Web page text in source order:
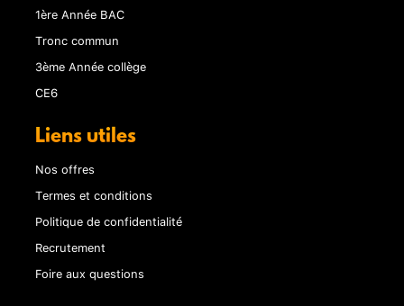
1ère Année BAC
Tronc commun
3ème Année collège
CE6
Liens utiles
Nos offres
Termes et conditions
Politique de confidentialité
Recrutement
Foire aux questions